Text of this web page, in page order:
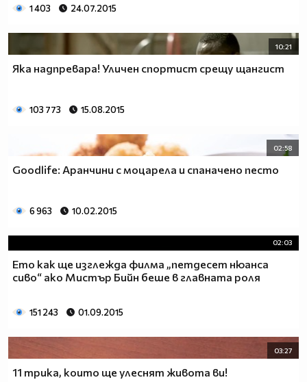
1 403 24.07.2015
10:21
Яка надпревара! Уличен спортист срещу щангист
103 773 15.08.2015
02:58
Goodlife: Аранчини с моцарела и спаначено песто
6 963 10.02.2015
02:03
Ето как ще изглежда филма „петдесет нюанса
сиво“ ако Мистър Бийн беше в главната роля
151 243 01.09.2015
03:27
11 трика, които ще улеснят живота ви!